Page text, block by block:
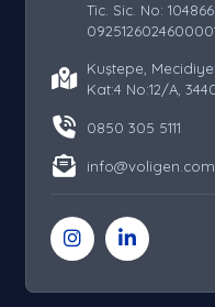
Tic. Sic. No:
Kuştepe,
Kat:4 No:12/A,
0850 305 5111
info@voligen.com